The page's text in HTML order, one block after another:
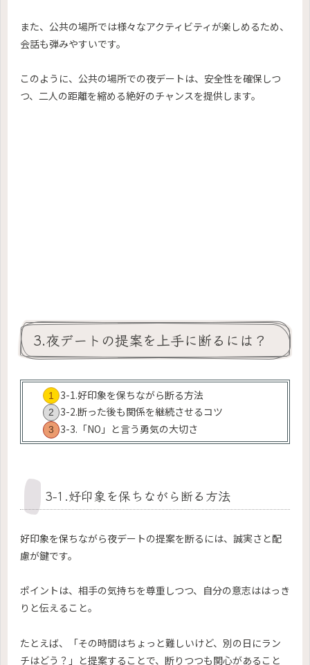
また、公共の場所では様々なアクティビティが楽しめるため、
会話も弾みやすいです。
このように、公共の場所での夜デートは、安全性を確保しつ
つ、二人の距離を縮める絶好のチャンスを提供します。
3.夜デートの提案を上手に断るには？
3-1.好印象を保ちながら断る方法
3-2.断った後も関係を継続させるコツ
3-3.「NO」と言う勇気の大切さ
3-1.好印象を保ちながら断る方法
好印象を保ちながら夜デートの提案を断るには、誠実さと配
慮が鍵です。
ポイントは、相手の気持ちを尊重しつつ、自分の意志ははっき
りと伝えること。
たとえば、「その時間はちょっと難しいけど、別の日にラン
チはどう？」と提案することで、断りつつも関心があること